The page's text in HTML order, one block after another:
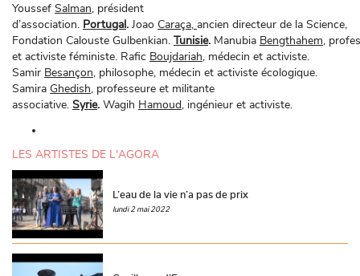
Youssef Salman, président
d’association. Portugal . Joao Caraça, ancien directeur de la Science,
Fondation Calouste Gulbenkian. Tunisie. Manubia Bengthahem,
et activiste féministe. Rafic Boujdariah, médecin et activiste.
Samir Besançon, philosophe, médecin et activiste écologique.
Samira Ghedish, professeure et militante
associative. Syrie. Wagih Hamoud, ingénieur et activiste.
LES ARTISTES DE L'AGORA
L’eau de la vie n’a pas de prix
lundi 2 mai 2022